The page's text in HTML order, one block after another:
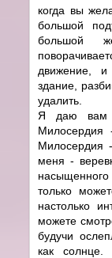
когда вы
большой
большой
движение,
здание,
удалить.
Я даю вам
Милосердия
Милосердия
меня -
только
настолько
можете
будучи
как